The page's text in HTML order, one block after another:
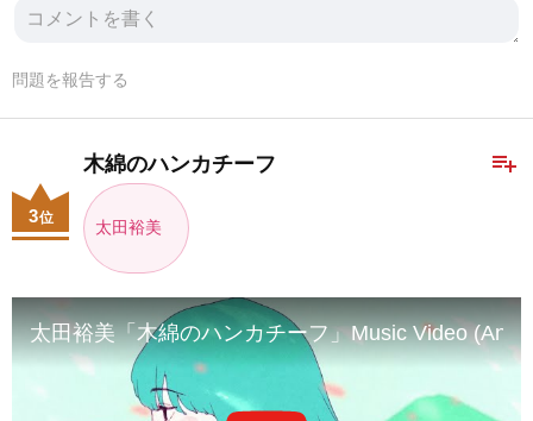
問題を報告する
playlist_add
木綿のハンカチーフ
太田裕美
3位
太田裕美「木綿のハンカチーフ」Music Video